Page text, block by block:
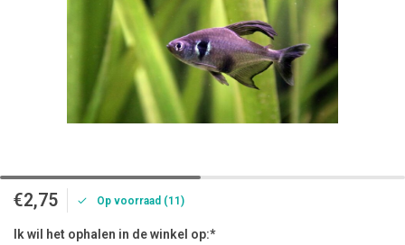
€2,75 Op voorraad (11)
Ik wil het ophalen in de winkel op:*